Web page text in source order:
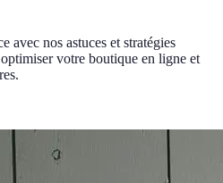
avec nos astuces et stratégies
votre boutique en ligne et